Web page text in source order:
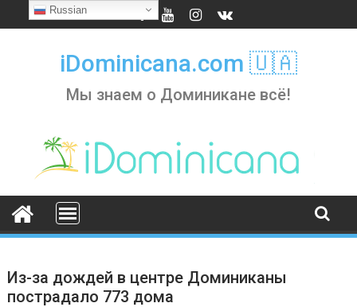
to
iDominicana.com 🇺🇦
Мы знаем о Доминикане всё!
Из-за дождей в центре Доминиканы
пострадало 773 дома
Russian